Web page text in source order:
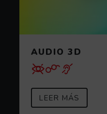
AUDIO 3D
LEER MÁS